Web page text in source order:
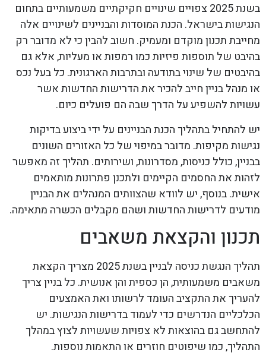
בשנת 2025 צפויים שינויים חקיקתיים משמעותיים בתחום
הנגישות בישראל. הכנת המוסדות והבניינים לשינויים אלה
מחייבת תכנון מוקדם ומעמיק. חשוב להבין כי לא מדובר רק
בהיבט של תוספות פיזיות כמו רמפות או מעליות, אלא גם
בהיבטים של שינוי בתודעה ובתרבות הארגונית. כל בעל נכס
או מנהל בניין חייב להכיר את הדרישות החדשות אשר
עשויות להשפיע על הדרך שבה הם פועלים כיום.
יש להתחיל בתהליך הכנת הבניינים על ידי ביצוע בדיקות
נגישות מקיפות. מדובר במיפוי של כל האזורים השונים
בבניין, כולל כניסות, מסדרונות, ושירותים. תהליך זה מאפשר
לזהות את החסמים הקיימים ולתכנן פתרונות מותאמים
אישית. בנוסף, יש לוודא שהצוותים המנהלים את הבניין
מודעים לדרישות החדשות ושהם מקבלים הכשרה מתאימה.
תכנון והקצאת משאבים
תהליך הנגשת כניסה לבניין בשנת 2025 מצריך הקצאת
משאבים משמעותית, הן כספית והן אנושית. כל בניין צריך
להעריך את התקציב העומד לרשותו ואת האמצעים
הכלכליים הנדרשים כדי לעמוד בדרישות הנגישות. יש
להתחשב גם בהוצאות לא צפויות שעשויות לצוץ במהלך
התהליך, כמו שיפוטים חוזרים או התאמות נוספות.